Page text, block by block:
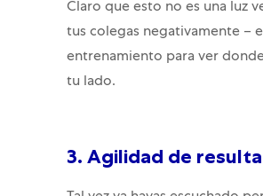
Claro que esto no es una luz
tus colegas negativamente –
entrenamiento para ver
tu lado.
3. Agilidad de